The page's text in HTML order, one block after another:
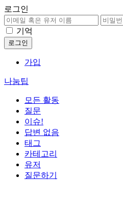
로그인
기억
가입
나눔팁
모든 활동
질문
이슈!
답변 없음
태그
카테고리
유저
질문하기